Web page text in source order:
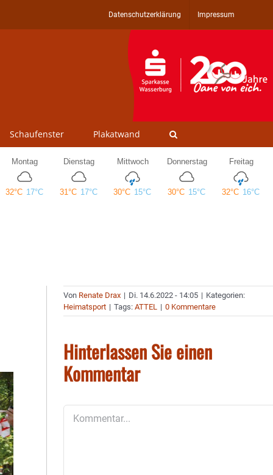
Datenschutzerklärung Impressum
Schaufenster Plakatwand
Von Renate Drax | Di. 14.6.2022 - 14:05 | Kategorien:
Heimatsport | Tags:ATTEL | 0 Kommentare
Hinterlassen Sie einen
Kommentar